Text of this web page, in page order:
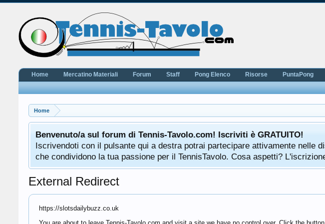
Home
Benvenuto/a sul forum di Tennis-Tavolo.com! Iscriviti è GRATUITO!
Iscrivendoti con il pulsante qui a destra potrai partecipare attivamente nelle
che condividono la tua passione per il TennisTavolo. Cosa aspetti?
External Redirect
https://slotsdailybuzz.co.uk
Home Mercatino Materiali Forum Staff Pong Elenco Risorse PuntaPong